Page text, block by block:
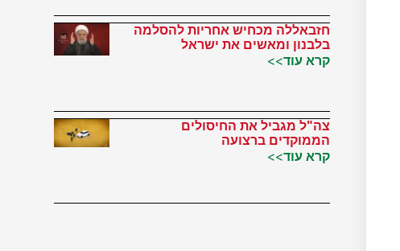
חזבאללה מכחיש אחריות להסלמה
בלבנון ומאשים את ישראל
קרא עוד>>
צה"ל מגביל את החיסולים
הממוקדים ברצועה
קרא עוד>>